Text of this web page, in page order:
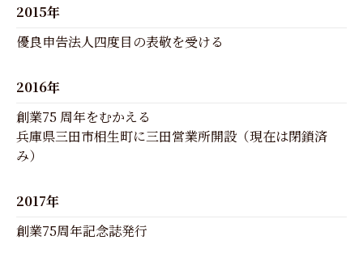
2015年
優良申告法人四度目の表敬を受ける
2016年
創業75 周年をむかえる
兵庫県三田市相生町に三田営業所開設（現在は閉鎖済
み）
2017年
創業75周年記念誌発行